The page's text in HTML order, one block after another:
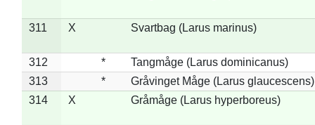
311 X Svartbag (Larus marinus)
312 *
Tangmåge (Larus dominicanus)
313
*
Gråvinget Måge (Larus glaucescens)
314
X Gråmåge (Larus hyperboreus)